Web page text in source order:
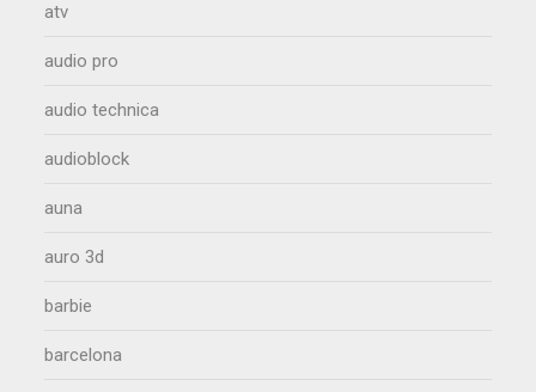
atv
audio pro
audio technica
audioblock
auna
auro 3d
barbie
barcelona